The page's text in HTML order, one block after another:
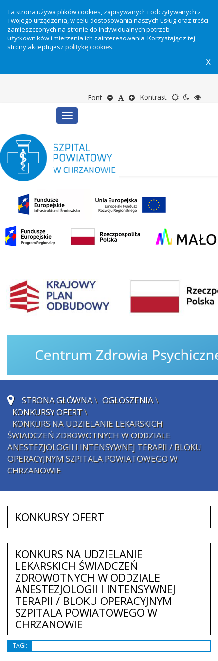
Ta strona używa plików cookies, zapisywanych i odczytywanych z
Twojego urządzenia, w celu dostosowania naszych usług oraz treści
zamieszczonych na stronie do indywidualnych potrzeb
użytkowników i mierzenia ich zainteresowania. Korzystając z tej
strony akceptujesz politykę cookies.
X
Kontrast Motyw
TrybTryb
Font ZmniejszDomyślny
Zwiększ
Toggle
navigation
STRONA GŁÓWNA\ OGŁOSZENIA\
KONKURSY OFERT\
KONKURS NA UDZIELANIE LEKARSKICH
ŚWIADCZEŃ ZDROWOTNYCH W ODDZIALE
ANESTEZJOLOGII I INTENSYWNEJ TERAPII / BLOKU
OPERACYJNYM SZPITALA POWIATOWEGO W
CHRZANOWIE
KONKURSY OFERT
KONKURS NA UDZIELANIE
LEKARSKICH ŚWIADCZEŃ
ZDROWOTNYCH W ODDZIALE
ANESTEZJOLOGII I INTENSYWNEJ
TERAPII / BLOKU OPERACYJNYM
SZPITALA POWIATOWEGO W
CHRZANOWIE
TAGI: